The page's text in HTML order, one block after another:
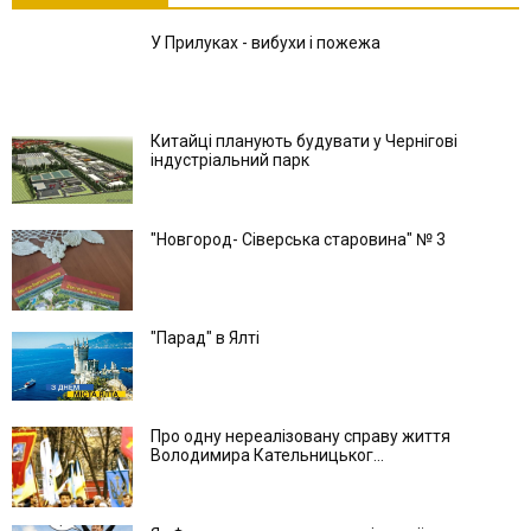
У Прилуках - вибухи і пожежа
Китайці планують будувати у Чернігові
індустріальний парк
"Новгород- Сіверська старовина" № 3
"Парад" в Ялті
Про одну нереалізовану справу життя
Володимира Кательницьког...